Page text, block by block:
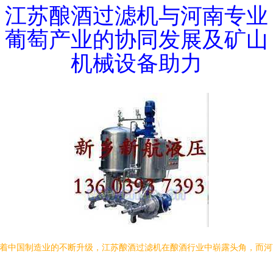
江苏酿酒过滤机与河南专业
葡萄产业的协同发展及矿山
机械设备助力
中国制造业的不断升级，江苏酿酒过滤机在酿酒行业中崭露头角，而